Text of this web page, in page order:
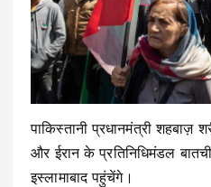
पाकिस्तानी प्रधानमंत्री शहबाज़
और ईरान के प्रतिनिधिमंडल
इस्लामाबाद पहुंचेंगे।